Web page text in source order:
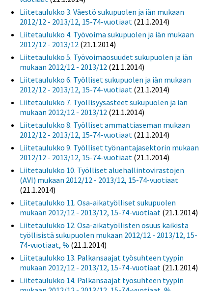
Liitetaulukko 3. Väestö sukupuolen ja iän mukaan
2012/12 - 2013/12, 15-74-vuotiaat (21.1.2014)
Liitetaulukko 4. Työvoima sukupuolen ja iän mukaan
2012/12 - 2013/12 (21.1.2014)
Liitetaulukko 5. Työvoimaosuudet sukupuolen ja iän
mukaan 2012/12 - 2013/12 (21.1.2014)
Liitetaulukko 6. Työlliset sukupuolen ja iän mukaan
2012/12 - 2013/12, 15-74-vuotiaat (21.1.2014)
Liitetaulukko 7. Työllisyysasteet sukupuolen ja iän
mukaan 2012/12 - 2013/12 (21.1.2014)
Liitetaulukko 8. Työlliset ammattiaseman mukaan
2012/12 - 2013/12, 15-74-vuotiaat (21.1.2014)
Liitetaulukko 9. Työlliset työnantajasektorin mukaan
2012/12 - 2013/12, 15-74-vuotiaat (21.1.2014)
Liitetaulukko 10. Työlliset aluehallintovirastojen
(AVI) mukaan 2012/12 - 2013/12, 15-74-vuotiaat
(21.1.2014)
Liitetaulukko 11. Osa-aikatyölliset sukupuolen
mukaan 2012/12 - 2013/12, 15-74-vuotiaat (21.1.2014)
Liitetaulukko 12. Osa-aikatyöllisten osuus kaikista
työllisistä sukupuolen mukaan 2012/12 - 2013/12, 15-
74-vuotiaat, % (21.1.2014)
Liitetaulukko 13. Palkansaajat työsuhteen tyypin
mukaan 2012/12 - 2013/12, 15-74-vuotiaat (21.1.2014)
Liitetaulukko 14. Palkansaajat työsuhteen tyypin